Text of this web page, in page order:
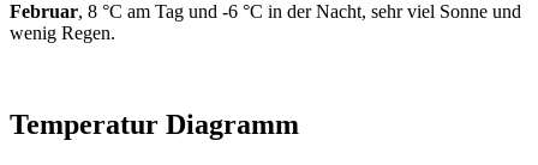
Februar, 8 °C am Tag und -6 °C in der Nacht, sehr viel Sonne und
wenig Regen.
Temperatur Diagramm